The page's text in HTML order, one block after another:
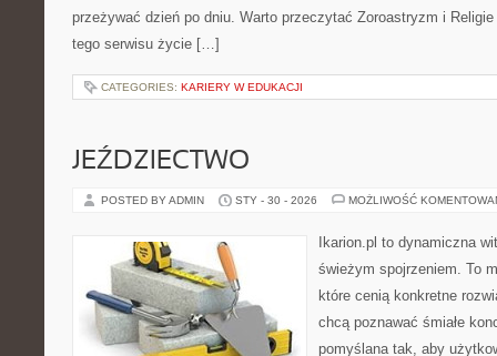
przeżywać dzień po dniu. Warto przeczytać Zoroastryzm i Religie
tego serwisu życie […]
CATEGORIES: KARIERY W EDUKACJI
JEŹDZIECTWO
POSTED BY ADMIN STY - 30 - 2026 MOŻLIWOŚĆ
Ikarion.pl to dynamiczna
świeżym spojrzeniem. To
które cenią konkretne
chcą poznawać śmiałe
pomyślana tak, aby